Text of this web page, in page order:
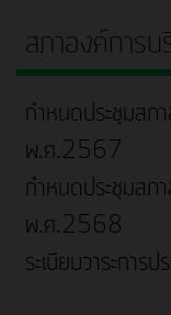
สภาองค์การบ
กำหนดประชุมสภ
พ.ศ.2567
กำหนดประชุมสภ
พ.ศ.2568
ระเบียบวาระกา